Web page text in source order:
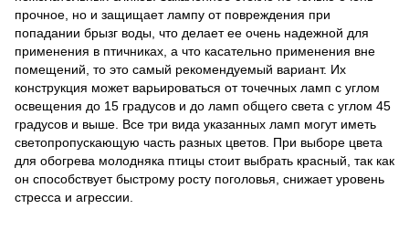
прочное, но и защищает лампу от повреждения при
попадании брызг воды, что делает ее очень надежной для
применения в птичниках, а что касательно применения вне
помещений, то это самый рекомендуемый вариант. Их
конструкция может варьироваться от точечных ламп с углом
освещения до 15 градусов и до ламп общего света с углом 45
градусов и выше. Все три вида указанных ламп могут иметь
светопропускающую часть разных цветов. При выборе цвета
для обогрева молодняка птицы стоит выбрать красный, так как
он способствует быстрому росту поголовья, снижает уровень
стресса и агрессии.